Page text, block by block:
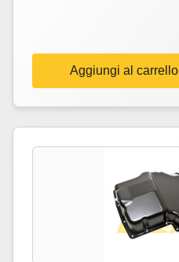
Aggiungi al carrello